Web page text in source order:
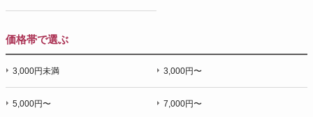
価格帯で選ぶ
3,000円未満 3,000円〜
5,000円〜 7,000円〜